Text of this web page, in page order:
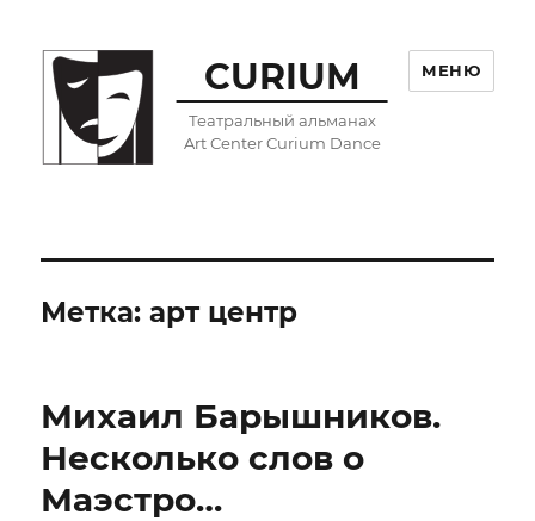
CURIUM
Театральный альманах
Art Center Curium Dance
МЕНЮ
Метка:арт центр
Михаил Барышников.
Несколько слов о
Маэстро…